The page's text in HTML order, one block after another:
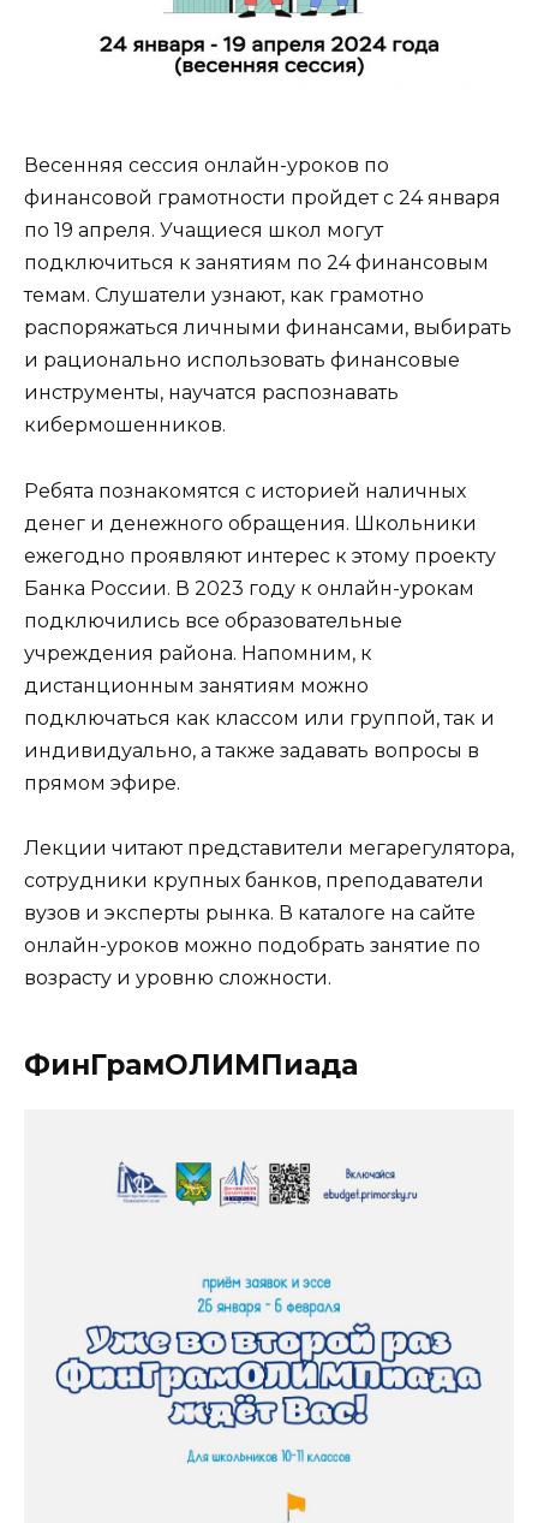
Весенняя сессия онлайн-уроков по
финансовой грамотности пройдет с 24 января
по 19 апреля. Учащиеся школ могут
подключиться к занятиям по 24 финансовым
темам. Слушатели узнают, как грамотно
распоряжаться личными финансами, выбирать
и рационально использовать финансовые
инструменты, научатся распознавать
кибермошенников.
Ребята познакомятся с историей наличных
денег и денежного обращения. Школьники
ежегодно проявляют интерес к этому проекту
Банка России. В 2023 году к онлайн-урокам
подключились все образовательные
учреждения района. Напомним, к
дистанционным занятиям можно
подключаться как классом или группой, так и
индивидуально, а также задавать вопросы в
прямом эфире.
Лекции читают представители мегарегулятора,
сотрудники крупных банков, преподаватели
вузов и эксперты рынка. В каталоге на сайте
онлайн-уроков можно подобрать занятие по
возрасту и уровню сложности.
ФинГрамОЛИМПиада